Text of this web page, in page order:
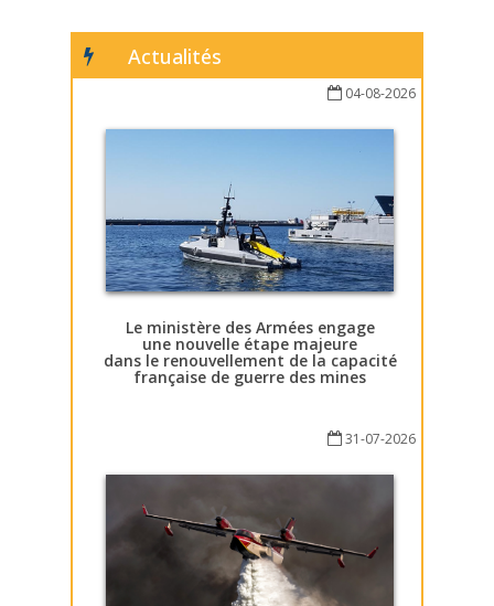
Actualités
04-08-2026
Le ministère des Armées engage
une nouvelle étape majeure
dans le renouvellement de la capacité
française de guerre des mines
31-07-2026